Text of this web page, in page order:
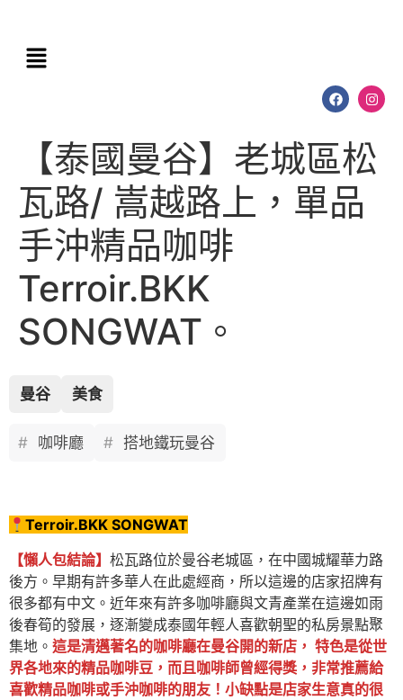
【泰國曼谷】老城區松
瓦路/ 嵩越路上，單品
手沖精品咖啡
Terroir.BKK
SONGWAT。
曼谷 美食
咖啡廳 搭地鐵玩曼谷
Terroir.BKK SONGWAT
【懶人包結論】 松瓦路位於曼谷老城區，在中國城耀華力路
後方。早期有許多華人在此處經商，所以這邊的店家招牌有
很多都有中文。近年來有許多咖啡廳與文青產業在這邊如雨
後春筍的發展，逐漸變成泰國年輕人喜歡朝聖的私房景點聚
集地。 這是清邁著名的咖啡廳在曼谷開的新店， 特色是從世
界各地來的精品咖啡豆，而且咖啡師曾經得獎，非常推薦給
喜歡精品咖啡或手沖咖啡的朋友！小缺點是店家生意真的很